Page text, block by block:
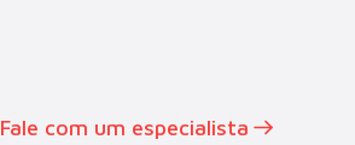
Fale com um especialista